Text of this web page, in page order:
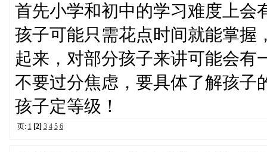
首先小学和初中的学习难度上会
孩子可能只需花点时间就能掌握
起来，对部分孩子来讲可能会有
不要过分焦虑，要具体了解孩子
孩子定等级！
页: 1 [2] 3 4 5 6